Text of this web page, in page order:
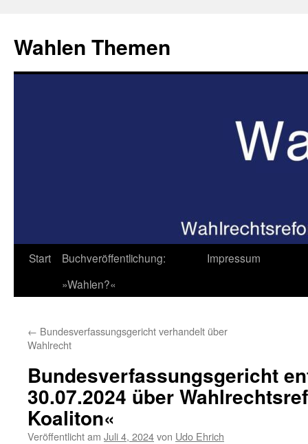
springen
Wahlen Themen
Start
Buchveröffentlichung:
»Wahlen?«
Impressum
← Bundesverfassungsgericht verhandelt über
Wahlrecht
Bundesverfassungsgericht
30.07.2024 über
Koaliton«
Veröffentlicht am Juli 4, 2024von Udo Ehrich